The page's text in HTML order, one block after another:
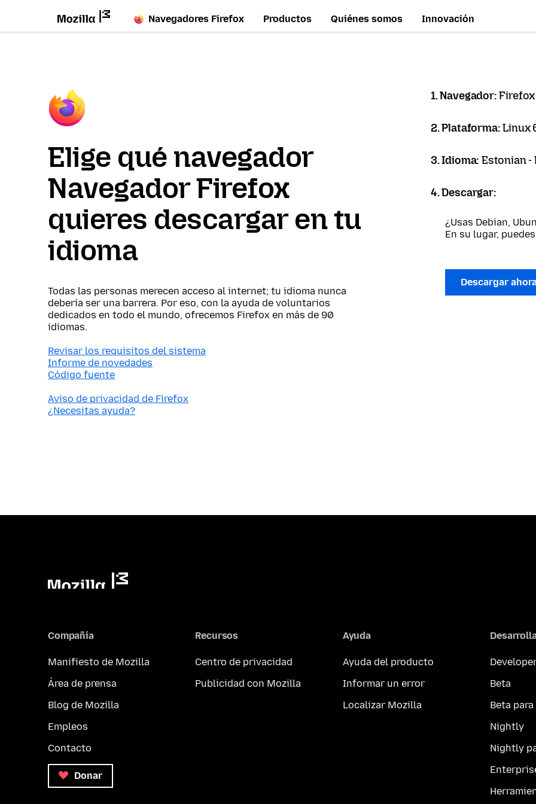
Navegadores Firefox Productos Quiénes somos Innovación
Elige qué navegador
Navegador Firefox
quieres descargar en tu
idioma
Todas las personas merecen acceso al internet; tu idioma nunca
debería ser una barrera. Por eso, con la ayuda de voluntarios
dedicados en todo el mundo, ofrecemos Firefox en más de 90
idiomas.
Revisar los requisitos del sistema
Informe de novedades
Código fuente
Aviso de privacidad de Firefox
¿Necesitas ayuda?
1. Navegador:Firefox
2. Plataforma:Linux
3. Idioma:Estonian -
4. Descargar:
¿Usas Debian,
En su lugar,
Descargar
Compañía
Manifiesto de Mozilla
Área de prensa
Blog de Mozilla
Empleos
Contacto
Donar
Recursos
Centro de privacidad
Publicidad con Mozilla
Ayuda
Ayuda del producto
Informar un error
Localizar Mozilla
Beta
Beta
Nightly
Nightly